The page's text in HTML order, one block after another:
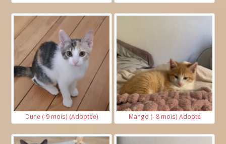
Dune (-9 mois) (Adoptée) Mango (- 8 mois) Adopté